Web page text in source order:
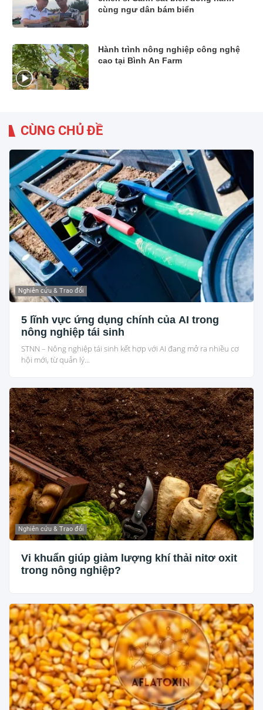
cùng ngư dân bám biển
Hành trình nông nghiệp công nghệ
cao tại Bình An Farm
CÙNG CHỦ ĐỀ
Nghiên cứu & Trao đổi
5 lĩnh vực ứng dụng chính của AI trong
nông nghiệp tái sinh
STNN – Nông nghiệp tái sinh kết hợp với AI đang mở ra nhiều cơ
hội mới, từ quản lý...
Nghiên cứu & Trao đổi
Vi khuẩn giúp giảm lượng khí thải nitơ oxit
trong nông nghiệp?